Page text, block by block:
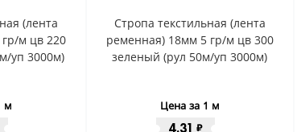
(лента
м цв 220
уп 3000м)
м
Стропа текстильная (лента
ременная) 18мм 5 гр/м цв 300
зеленый (рул 50м/уп 3000м)
Цена за 1 м
4.31 ₽